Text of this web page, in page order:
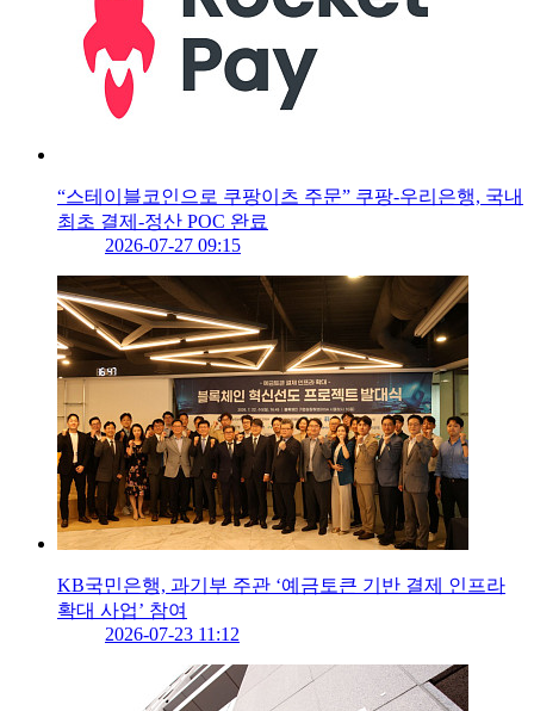
“스테이블코인으로 쿠팡이츠 주문” 쿠팡-우리은행, 국내
최초 결제-정산 POC 완료
2026-07-27 09:15
KB국민은행, 과기부 주관 ‘예금토큰 기반 결제 인프라
확대 사업’ 참여
2026-07-23 11:12